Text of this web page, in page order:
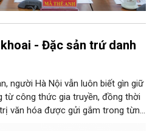
- Đặc sản trứ danh
người Hà Nội vẫn luôn biết gìn giữ
từ công thức gia truyền, đồng thời
văn hóa được gửi gắm trong từng